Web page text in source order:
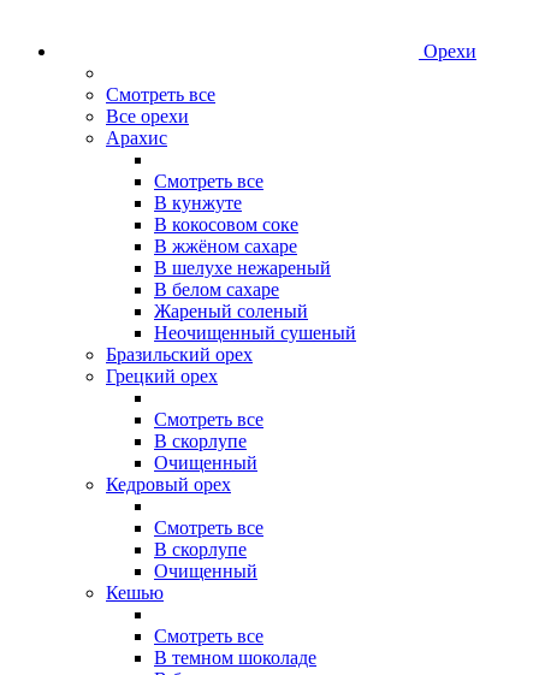
Орехи
Смотреть все
Все орехи
Арахис
Смотреть все
В кунжуте
В кокосовом соке
В жжёном сахаре
В шелухе нежареный
В белом сахаре
Жареный соленый
Неочищенный сушеный
Бразильский орех
Грецкий орех
Смотреть все
В скорлупе
Очищенный
Кедровый орех
Смотреть все
В скорлупе
Очищенный
Кешью
Смотреть все
В темном шоколаде